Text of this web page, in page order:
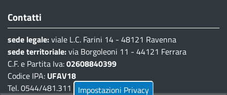
Contatti
sede legale:viale L.C. Farini 14 - 48121 Ravenna
sede territoriale:via Borgoleoni 11 - 44121 Ferrara
C.F. e Partita Iva:02608840399
Codice IPA: UFAV18
Tel. 0544/481.311 - 0532/783.711
Impostazioni Privacy